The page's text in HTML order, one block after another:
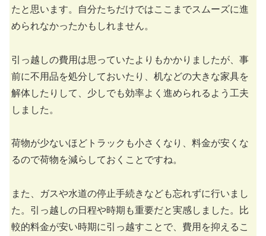
たと思います。自分たちだけではここまでスムーズに進
められなかったかもしれません。
引っ越しの費用は思っていたよりもかかりましたが、事
前に不用品を処分しておいたり、机などの大きな家具を
解体したりして、少しでも効率よく進められるよう工夫
しました。
荷物が少ないほどトラックも小さくなり、料金が安くな
るので荷物を減らしておくことですね。
また、ガスや水道の停止手続きなども忘れずに行いまし
た。引っ越しの日程や時期も重要だと実感しました。比
較的料金が安い時期に引っ越すことで、費用を抑えるこ